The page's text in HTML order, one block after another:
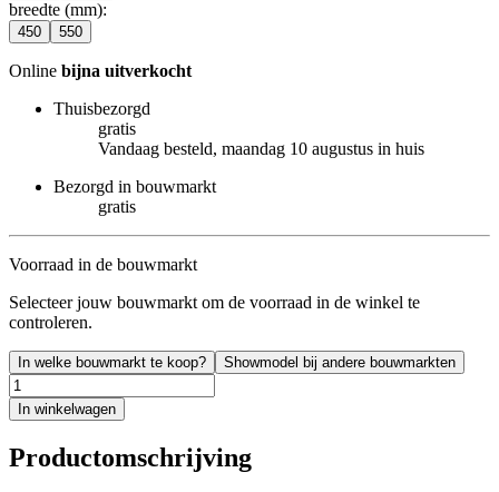
breedte (mm):
450 550
Online bijna uitverkocht
Thuisbezorgd
gratis
Vandaag besteld, maandag 10 augustus in huis
Bezorgd in bouwmarkt
gratis
Voorraad in de bouwmarkt
Selecteer jouw bouwmarkt om de voorraad in de winkel te
controleren.
In welke bouwmarkt te koop? Showmodel bij andere bouwmarkten
In winkelwagen
Productomschrijving